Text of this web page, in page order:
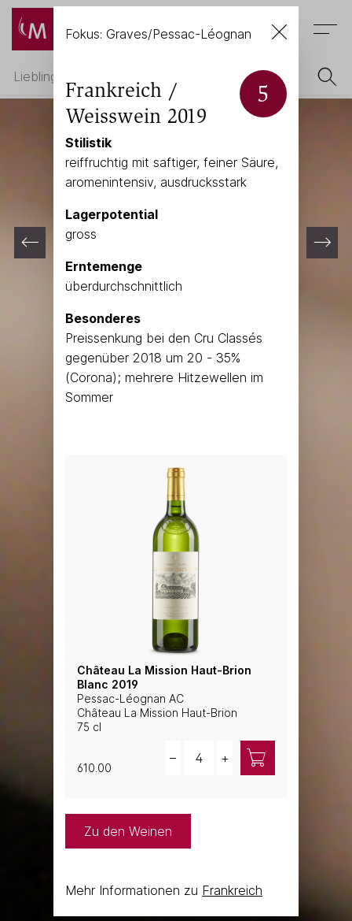
Menu
Fokus: Graves/Pessac-Léognan
Frankreich /
Weisswein 2019
5
Stilistik
reiffruchtig mit saftiger, feiner Säure,
aromenintensiv, ausdrucksstark
Lagerpotential
gross
Erntemenge
überdurchschnittlich
Besonderes
Preissenkung bei den Cru Classés
gegenüber 2018 um 20 - 35%
(Corona); mehrere Hitzewellen im
Sommer
Château La Mission Haut-Brion
Blanc 2019
Pessac-Léognan AC
Château La Mission Haut-Brion
75 cl
610.00
– +
Zu den Weinen
Mehr Informationen zu Frankreich